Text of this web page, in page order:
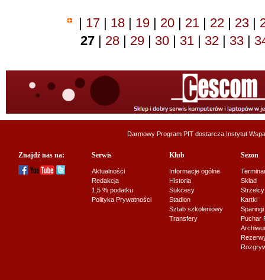
| 17 | 18 | 19 | 20 | 21 | 22 | 23 |
27 | 28 | 29 | 30 | 31 | 32 | 33 |
Darmowy Program PIT dostarcza Instytut
Znajdź nas na: Serwis
Aktualności
Redakcja
1,5 % podatku
Polityka Prywatności
Klub
Informacje ogólne
Historia
Sukcesy
Stadion
Sztab szkoleniowy
Transfery
Sezon
Skład
Strzelcy
Kartki
Sparingi
Puchar